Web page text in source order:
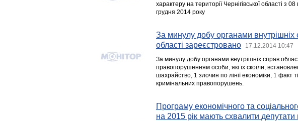
характеру на території Чернігівської області з
грудня 2014 року
За минулу добу органами внутрішніх
області зареєстровано
17.12.2014 10:47
За минулу добу органами внутрішніх справ
правопорушенням особи, які їх скоїли,
шахрайство, 1 злочин по лінії економіки, 1 факт
кримінальних правопорушень.
Програму економічного та
на 2015 рік мають схвалити депутати